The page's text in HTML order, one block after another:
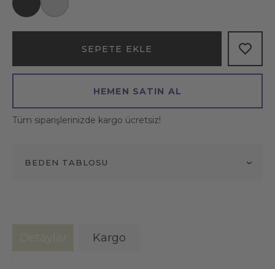
SEPETE EKLE
HEMEN SATIN AL
Tüm siparişlerinizde kargo ücretsiz!
BEDEN TABLOSU
Kargo